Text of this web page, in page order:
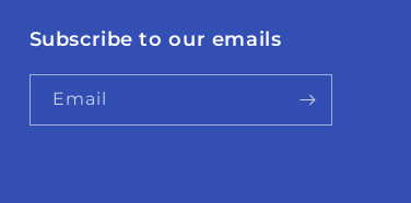
Subscribe to our emails
Email